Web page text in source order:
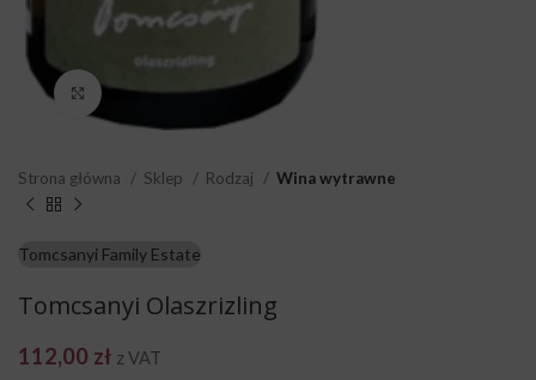
Click to enlarge
Strona główna Sklep Rodzaj Wina wytrawne
Tomcsanyi Family Estate
Tomcsanyi Olaszrizling
112,00 zł z VAT